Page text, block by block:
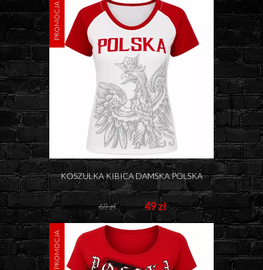
KOSZULKA KIBICA DAMSKA POLSKA
69 zł 49 zł
PROMOCJA
PROMOCJA